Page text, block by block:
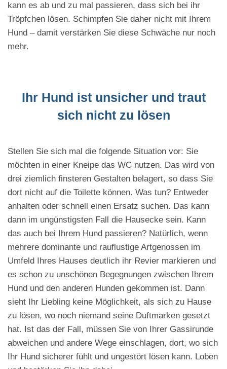
kann es ab und zu mal passieren, dass sich bei ihr
Tröpfchen lösen. Schimpfen Sie daher nicht mit Ihrem
Hund – damit verstärken Sie diese Schwäche nur noch
mehr.
Ihr Hund ist unsicher und traut
sich nicht zu lösen
Stellen Sie sich mal die folgende Situation vor: Sie
möchten in einer Kneipe das WC nutzen. Das wird von
drei ziemlich finsteren Gestalten belagert, so dass Sie
dort nicht auf die Toilette können. Was tun? Entweder
anhalten oder schnell einen Ersatz suchen. Das kann
dann im ungünstigsten Fall die Hausecke sein. Kann
das auch bei Ihrem Hund passieren? Natürlich, wenn
mehrere dominante und rauflustige Artgenossen im
Umfeld Ihres Hauses deutlich ihr Revier markieren und
es schon zu unschönen Begegnungen zwischen Ihrem
Hund und den anderen Hunden gekommen ist. Dann
sieht Ihr Liebling keine Möglichkeit, als sich zu Hause
zu lösen, wo noch niemand seine Duftmarken gesetzt
hat. Ist das der Fall, müssen Sie von Ihrer Gassirunde
abweichen und andere Wege einschlagen, dort, wo sich
Ihr Hund sicherer fühlt und ungestört lösen kann. Loben